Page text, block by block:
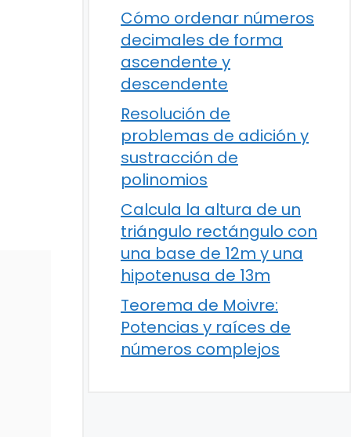
Cómo ordenar números
decimales de forma
ascendente y
descendente
Resolución de
problemas de adición y
sustracción de
polinomios
Calcula la altura de un
triángulo rectángulo con
una base de 12m y una
hipotenusa de 13m
Teorema de Moivre:
Potencias y raíces de
números complejos